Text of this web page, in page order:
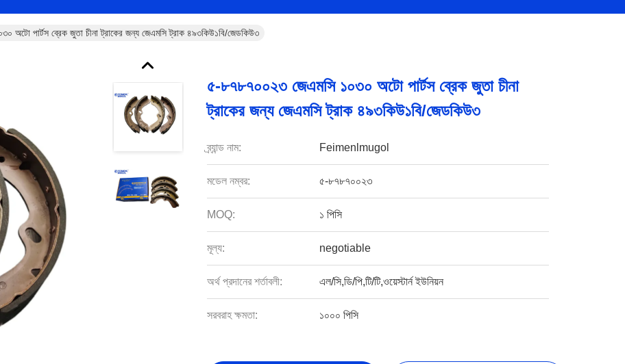
অটো পার্টস ব্রেক জুতা চীনা ট্রাকের জন্য জেএমসি ট্রাক ৪৯৩কিউ১বি/জেডকিউ৩
৫-৮৭৮৭০০২৩ জেএমসি ১০৩০ অটো পার্টস ব্রেক জুতা চীনা
ট্রাকের জন্য জেএমসি ট্রাক ৪৯৩কিউ১বি/জেডকিউ৩
ব্র্যান্ড নাম: Feimenlmugol
মডেল নম্বর: ৫-৮৭৮৭০০২৩
MOQ: ১ পিসি
মূল্য: negotiable
অর্থ প্রদানের শর্তাবলী: এল/সি,ডি/পি,টি/টি,ওয়েস্টার্ন ইউনিয়ন
সরবরাহ ক্ষমতা: ১০০০ পিসি